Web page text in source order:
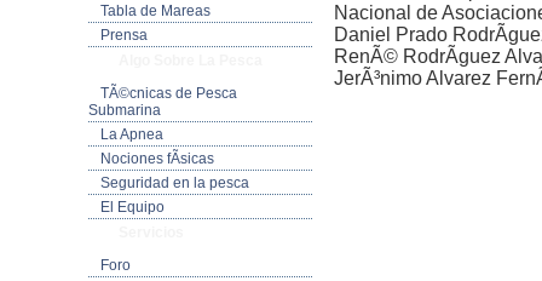
Tabla de Mareas
Prensa
TÃ©cnicas de Pesca
Submarina
La Apnea
Nociones fÃ­sicas
Seguridad en la pesca
El Equipo
Foro
Nacional de
Daniel Prado
RenÃ© RodrÃ­guez
JerÃ³nimo Alvarez